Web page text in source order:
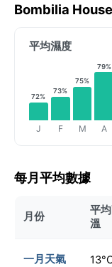
Bombilia
平均濕度
72%
J
73%
F
75%
M
79%
A
每月平均數據
月份
平
溫
一月天氣